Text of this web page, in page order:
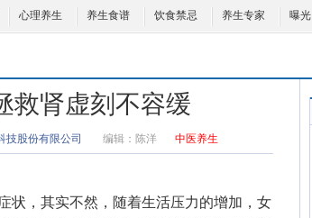
心理养生 养生食谱 饮食禁忌 养生专家 曝光
救肾虚刻不容缓
技股份有限公司 编辑： 陈洋 中医养生
，其实不然，随着生活压力的增加，女